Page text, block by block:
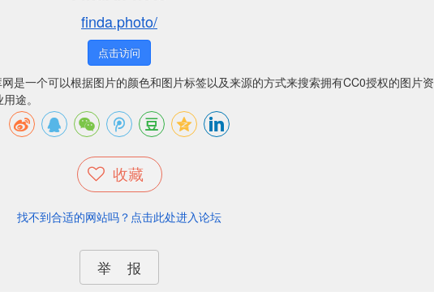
finda.photo/
点击访问
是一个可以根据图片的颜色和图片标签以及来源的方式来搜索拥有CC0授权的图片资
用途。
收藏
找不到合适的网站吗？点击此处进入论坛
举 报